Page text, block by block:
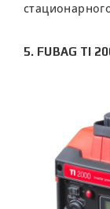
5. FUBAG TI